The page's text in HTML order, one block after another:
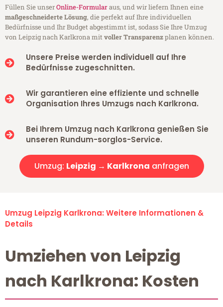
Füllen Sie unserOnline-Formularaus, und wir liefern Ihnen eine
maßgeschneiderte Lösung, die perfekt auf Ihre individuellen
Bedürfnisse und Ihr Budget abgestimmt ist, sodass Sie Ihre Umzug
von Leipzig nach Karlkrona mitvoller Transparenzplanen können.
Unsere Preise werden individuell auf Ihre
Bedürfnisse zugeschnitten.
Wir garantieren eine effiziente und schnelle
Organisation Ihres Umzugs nach Karlkrona.
Bei Ihrem Umzug nach Karlkrona genießen Sie
unseren Rundum-sorglos-Service.
Umzug: Leipzig → Karlkrona anfragen
Umzug Leipzig Karlkrona: Weitere Informationen &
Details
Umziehen von Leipzig
nach Karlkrona: Kosten